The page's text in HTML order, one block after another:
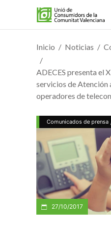
Inicio Noticias
ADECES presenta el
servicios de Atención
operadores de
Comunicados de prensa
27/10/2017